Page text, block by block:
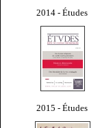
2014 - Études
2015 - Études